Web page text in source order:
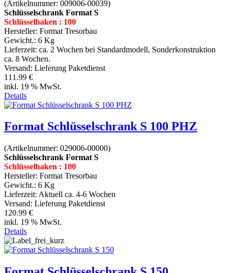
(Artikelnummer: 009006-00039)
Schlüsselschrank Format S
Schlüsselhaken : 100
Hersteller: Format Tresorbau
Gewicht.: 6 Kg
Lieferzeit: ca. 2 Wochen bei Standardmodell, Sonderkonstruktion
ca. 8 Wochen.
Versand: Lieferung Paketdienst
111.99 €
inkl. 19 % MwSt.
Details
Format Schlüsselschrank S 100 PHZ
(Artikelnummer: 029006-00000)
Schlüsselschrank Format S
Schlüsselhaken : 100
Hersteller: Format Tresorbau
Gewicht.: 6 Kg
Lieferzeit: Aktuell ca. 4-6 Wochen
Versand: Lieferung Paketdienst
120.99 €
inkl. 19 % MwSt.
Details